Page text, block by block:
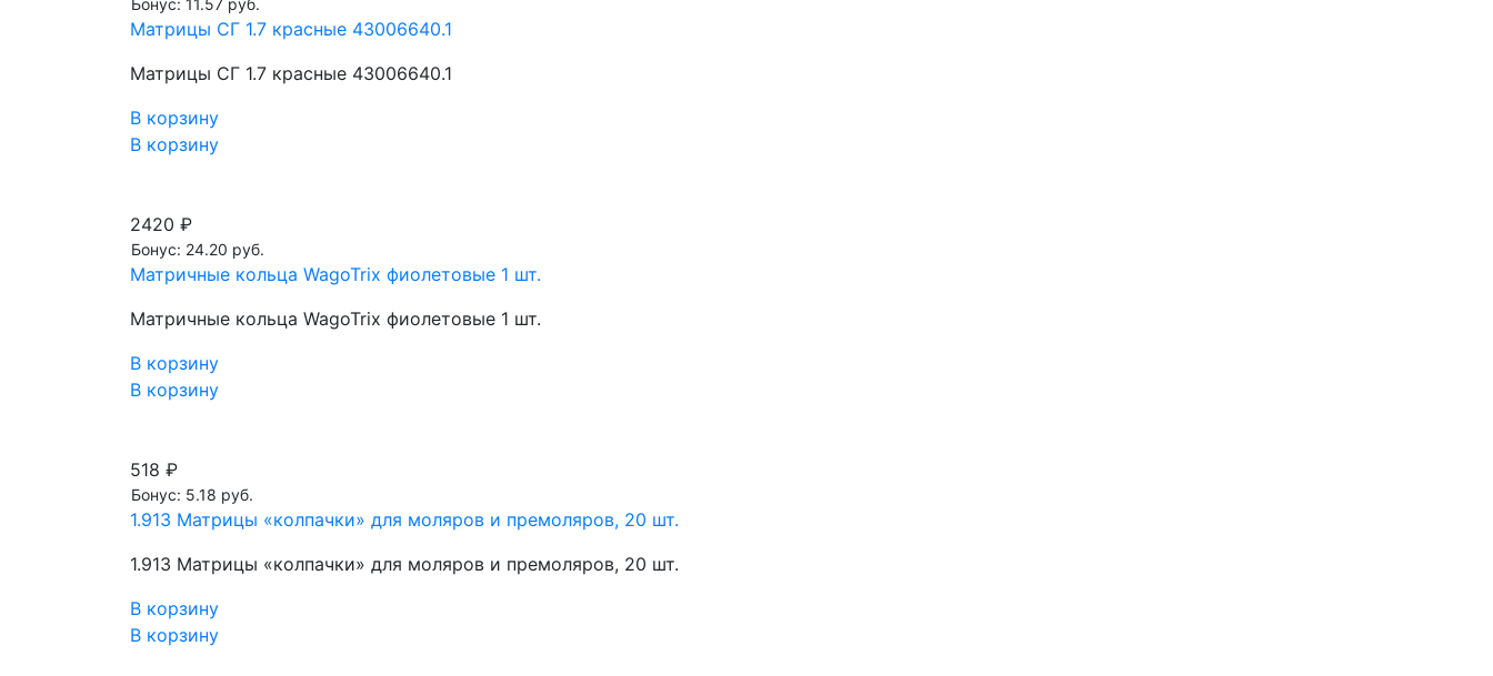
Бонус: 11.57 руб.
Матрицы СГ 1.7 красные 43006640.1
Матрицы СГ 1.7 красные 43006640.1
В корзину
В корзину
2420 ₽
Бонус: 24.20 руб.
Матричные кольца WagoTrix фиолетовые 1 шт.
Матричные кольца WagoTrix фиолетовые 1 шт.
В корзину
В корзину
518 ₽
Бонус: 5.18 руб.
1.913 Матрицы «колпачки» для моляров и премоляров, 20 шт.
1.913 Матрицы «колпачки» для моляров и премоляров, 20 шт.
В корзину
В корзину